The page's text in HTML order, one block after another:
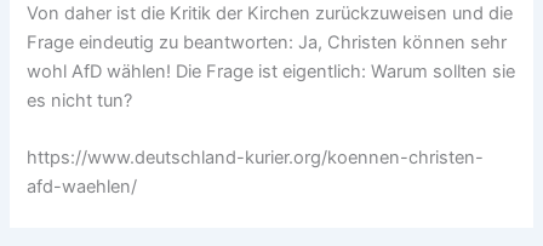
Von daher ist die Kritik der Kirchen zurückzuweisen und die
Frage eindeutig zu beantworten: Ja, Christen können sehr
wohl AfD wählen! Die Frage ist eigentlich: Warum sollten sie
es nicht tun?
https://www.deutschland-kurier.org/koennen-christen-
afd-waehlen/